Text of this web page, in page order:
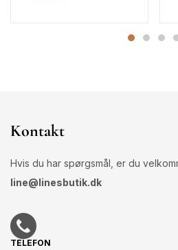
Kontakt
Hvis du har spørgsmål, er du
line@linesbutik.dk
TELEFON